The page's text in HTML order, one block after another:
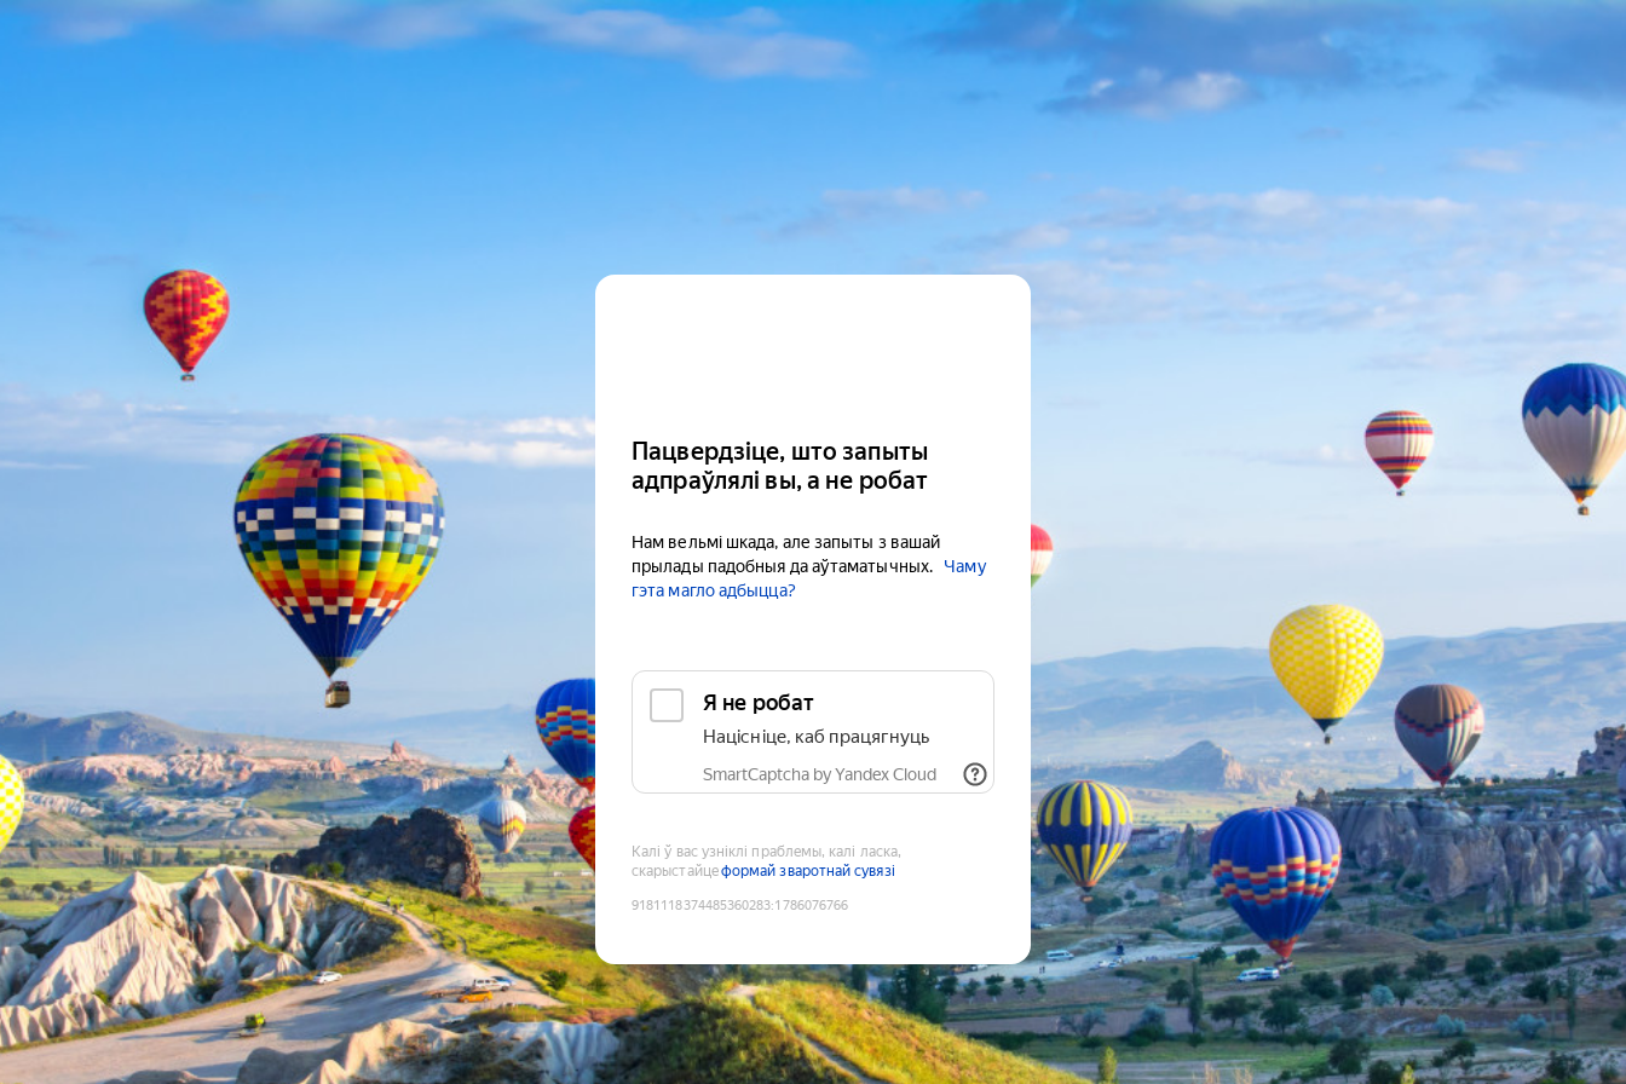
Пацвердзіце, што запыты
адпраўлялі вы, а не робат
Нам вельмі шкада, але запыты з вашай
прылады падобныя да аўтаматычных.
Чаму
гэта магло адбыцца?
Я не робат
Націсніце, каб працягнуць
SmartCaptcha by Yandex Cloud
Калі ў вас узніклі праблемы, калі ласка,
скарыстайцеформай зваротнай сувязі
9181118374485360283:1786076766